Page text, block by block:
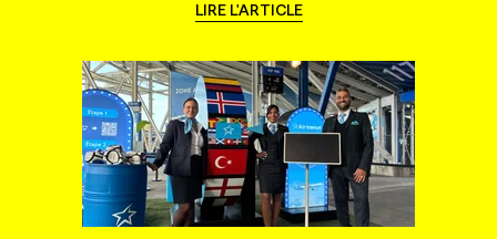
LIRE L'ARTICLE